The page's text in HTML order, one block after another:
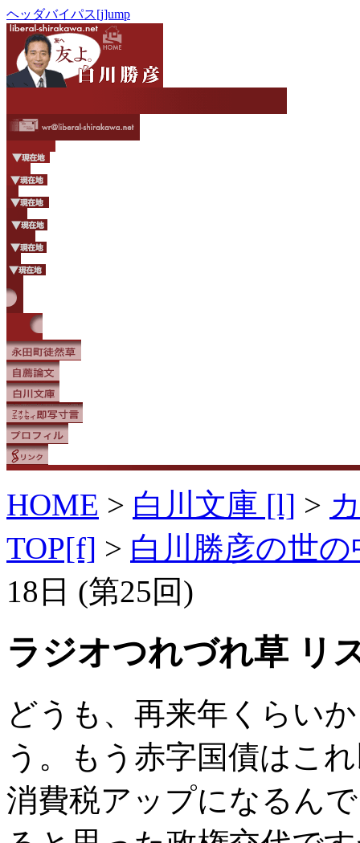
ヘッダバイパス[j]ump
HOME > 白川文庫 [l] >
TOP[f] > 白川勝彦の世
18日 (第25回)
ラジオつれづれ草 リ
どうも、再来年くらい
う。もう赤字国債はこ
消費税アップになるん